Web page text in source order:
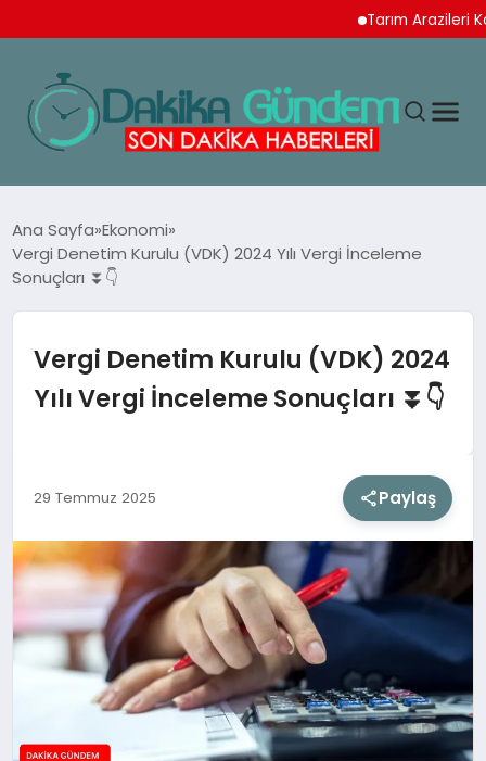
Tarım Arazileri
TEKNOLOJI
SPOR
YAŞAM
SIYASET
DÜNYA
Ana Sayfa Ekonomi
Vergi Denetim Kurulu (VDK) 2024 Yılı Vergi İnceleme
Sonuçları ⏬👇
Vergi Denetim Kurulu (VDK) 2024
Yılı Vergi İnceleme Sonuçları ⏬👇
29 Temmuz 2025 Paylaş